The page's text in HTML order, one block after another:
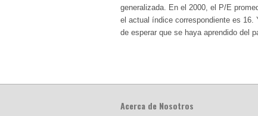
generalizada. En el 2000, el P/E
el actual índice correspondiente es
de esperar que se haya aprendido del
Acerca de Nosotros